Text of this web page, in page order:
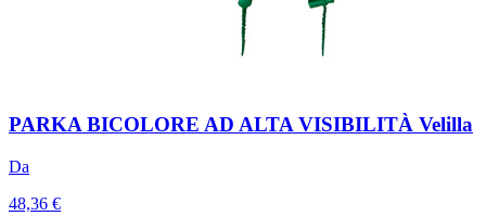
PARKA BICOLORE AD ALTA VISIBILITÀ Velilla
Da
48,36 €